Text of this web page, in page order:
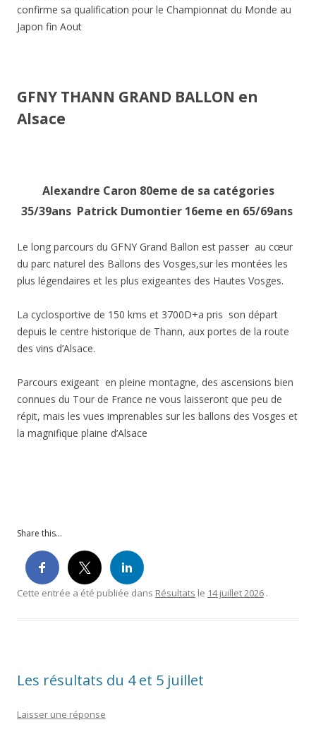
confirme sa qualification pour le Championnat du Monde au
Japon fin Aout
GFNY THANN GRAND BALLON en
Alsace
Alexandre Caron 80eme de sa catégories
35/39ans Patrick Dumontier 16eme en 65/69ans
Le long parcours du GFNY Grand Ballon est passer au cœur
du parc naturel des Ballons des Vosges,sur les montées les
plus légendaires et les plus exigeantes des Hautes Vosges.
La cyclosportive de 150 kms et 3700D+a pris son départ
depuis le centre historique de Thann, aux portes de la route
des vins d’Alsace.
Parcours exigeant en pleine montagne, des ascensions bien
connues du Tour de France ne vous laisseront que peu de
répit, mais les vues imprenables sur les ballons des Vosges et
la magnifique plaine d’Alsace
Share this...
Cette entrée a été publiée dans Résultats le 14 juillet 2026 .
Les résultats du 4 et 5 juillet
Laisser une réponse